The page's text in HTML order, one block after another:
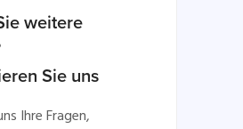
weitere
Sie uns
Ihre Fragen,